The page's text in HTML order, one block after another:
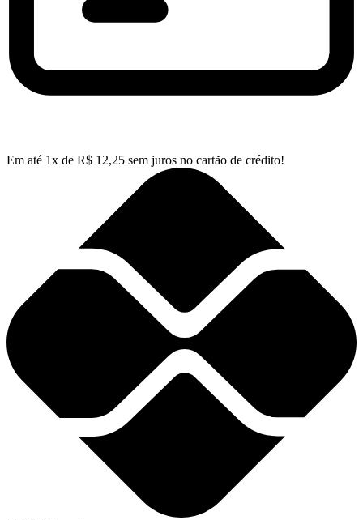
Em até 1x de R$ 12,25 sem juros no cartão de crédito!